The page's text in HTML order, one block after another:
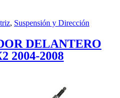
, Suspensión y Dirección
DELANTERO
2004-2008